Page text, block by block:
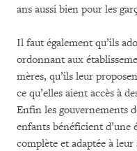
ans aussi bien pour les
Il faut également qu’ils
ordonnant aux
mères, qu’ils leur
ce qu’elles aient accès à
Enfin les gouvernements
enfants bénéficient d’une
complète et adaptée à leur